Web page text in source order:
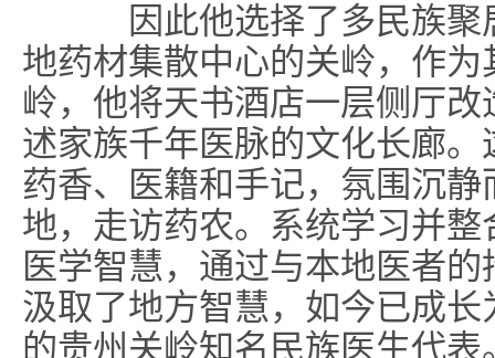
因此他选择了多民族聚
地药材集散中心的关岭，作
岭，他将天书酒店一层侧厅
述家族千年医脉的文化长廊
药香、医籍和手记，氛围沉
地，走访药农。系统学习并
医学智慧，通过与本地医者
汲取了地方智慧，如今已成
的贵州关岭知名民族医生代